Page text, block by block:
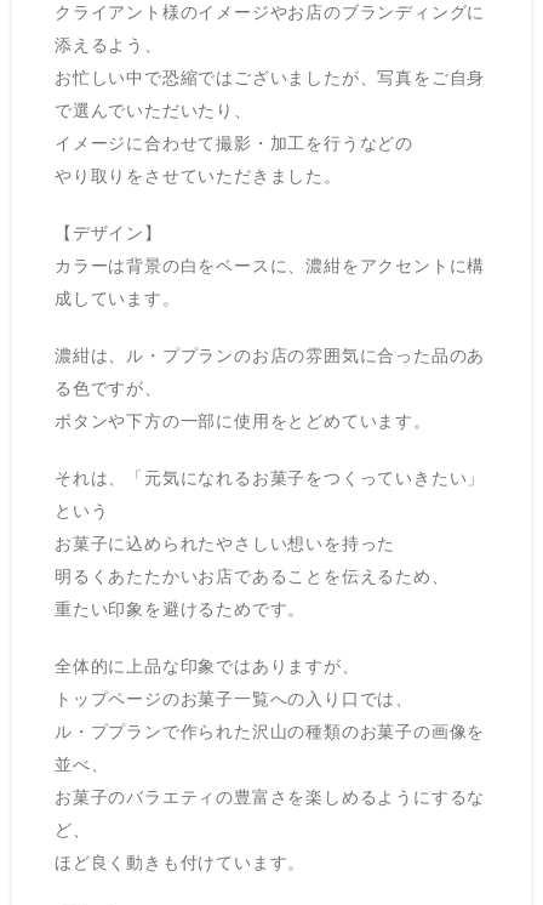
クライアント様のイメージやお店のブランディングに
添えるよう、
お忙しい中で恐縮ではございましたが、写真をご自身
で選んでいただいたり、
イメージに合わせて撮影・加工を行うなどの
やり取りをさせていただきました。
【デザイン】
カラーは背景の白をベースに、濃紺をアクセントに構
成しています。
濃紺は、ル・ププランのお店の雰囲気に合った品のあ
る色ですが、
ボタンや下方の一部に使用をとどめています。
それは、「元気になれるお菓子をつくっていきたい」
という
お菓子に込められたやさしい想いを持った
明るくあたたかいお店であることを伝えるため、
重たい印象を避けるためです。
全体的に上品な印象ではありますが、
トップページのお菓子一覧への入り口では、
ル・ププランで作られた沢山の種類のお菓子の画像を
並べ、
お菓子のバラエティの豊富さを楽しめるようにするな
ど、
ほど良く動きも付けています。